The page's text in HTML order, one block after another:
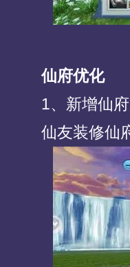
仙府优化
1、新增仙
仙友装修仙